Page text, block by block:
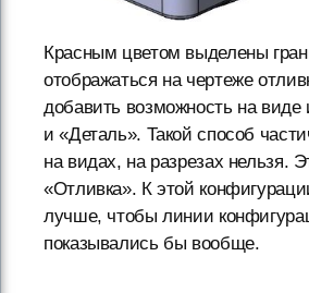
Красным цветом выделены
отображаться на чертеже
добавить возможность на
и «Деталь». Такой способ
на видах, на разрезах нельзя.
«Отливка». К этой
лучше, чтобы линии
показывались бы вообще.